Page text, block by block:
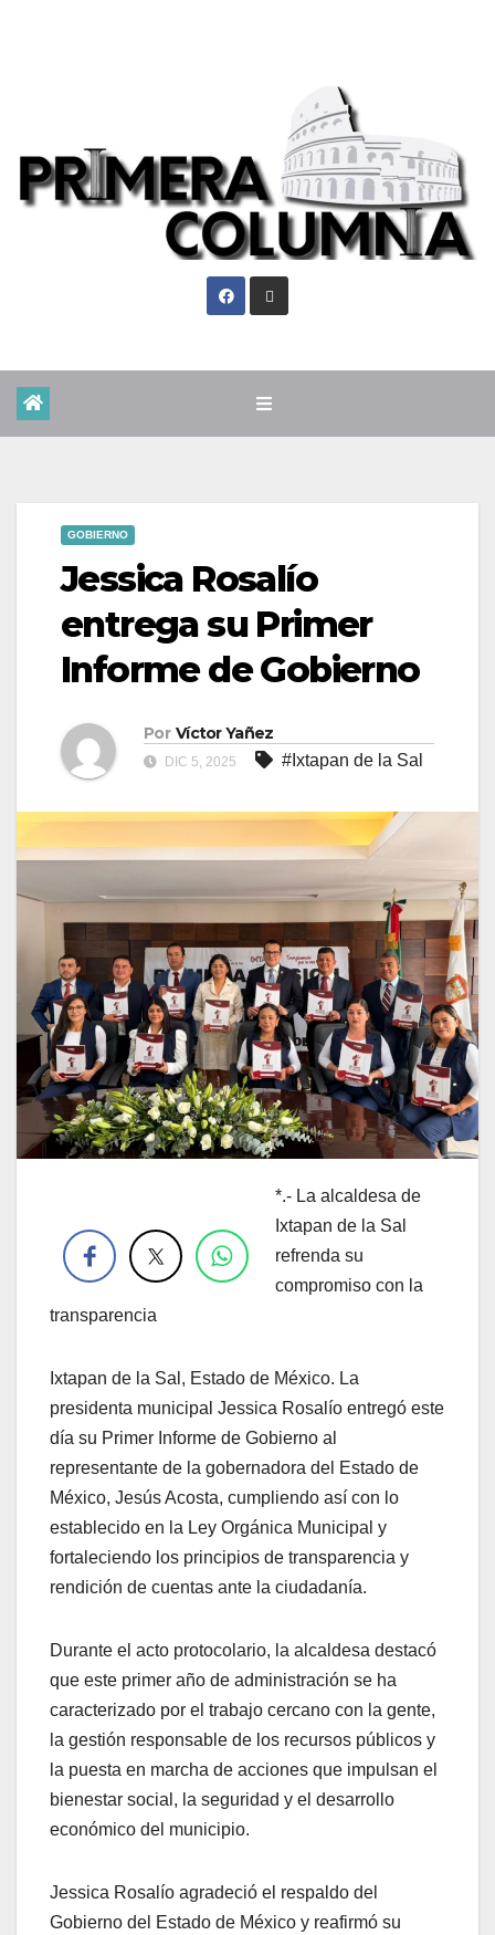
GOBIERNO
Jessica Rosalío
entrega su Primer
Informe de Gobierno
Por Víctor Yañez
DIC 5, 2025 #Ixtapan de la Sal
*.- La alcaldesa de
Ixtapan de la Sal
refrenda su
compromiso con la
transparencia
Ixtapan de la Sal, Estado de México. La
presidenta municipal Jessica Rosalío entregó este
día su Primer Informe de Gobierno al
representante de la gobernadora del Estado de
México, Jesús Acosta, cumpliendo así con lo
establecido en la Ley Orgánica Municipal y
fortaleciendo los principios de transparencia y
rendición de cuentas ante la ciudadanía.
Durante el acto protocolario, la alcaldesa destacó
que este primer año de administración se ha
caracterizado por el trabajo cercano con la gente,
la gestión responsable de los recursos públicos y
la puesta en marcha de acciones que impulsan el
bienestar social, la seguridad y el desarrollo
económico del municipio.
Jessica Rosalío agradeció el respaldo del
Gobierno del Estado de México y reafirmó su